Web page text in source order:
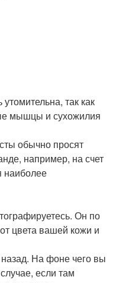
так как
мышцы и сухожилия
обычно просят
например, на счет
наиболее
Он по
цвета вашей кожи и
На фоне чего вы
если там